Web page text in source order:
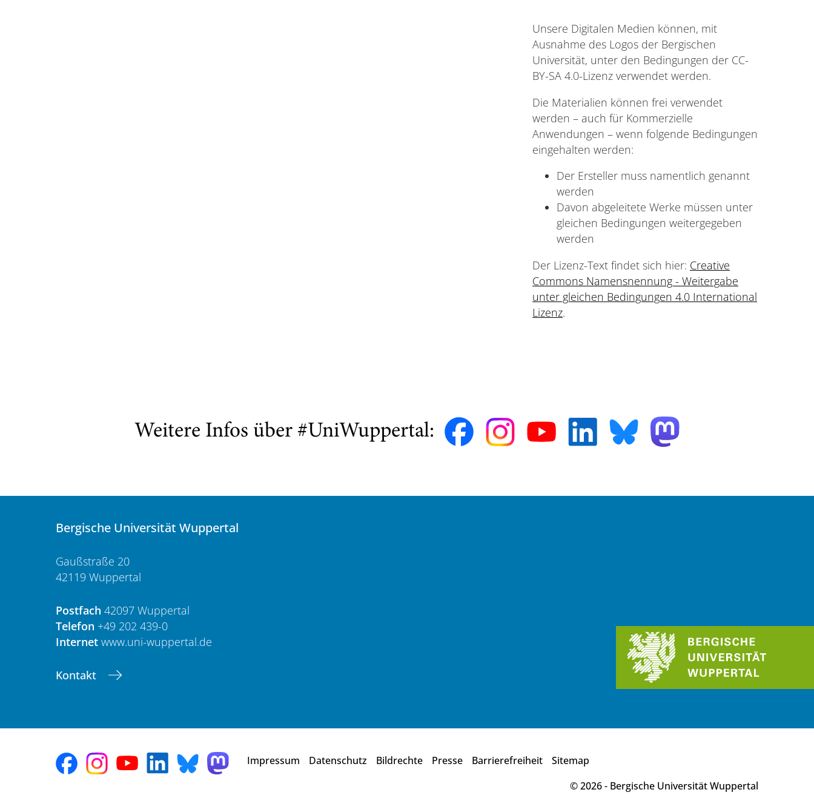
Unsere Digitalen Medien können, mit
Ausnahme des Logos der Bergischen
Universität, unter den Bedingungen der CC-
BY-SA 4.0-Lizenz verwendet werden.
Die Materialien können frei verwendet
werden – auch für Kommerzielle
Anwendungen – wenn folgende Bedingungen
eingehalten werden:
Der Ersteller muss namentlich genannt
werden
Davon abgeleitete Werke müssen unter
gleichen Bedingungen weitergegeben
werden
Der Lizenz-Text findet sich hier: Creative
Commons Namensnennung - Weitergabe
unter gleichen Bedingungen 4.0 International
Lizenz.
Weitere Infos über #UniWuppertal:
Bergische Universität Wuppertal
Gaußstraße 20
42119 Wuppertal
Postfach 42097 Wuppertal
Telefon +49 202 439-0
Internet www.uni-wuppertal.de
Kontakt
Impressum Datenschutz Bildrechte Presse Barrierefreiheit
Sitemap
© 2026 - Bergische Universität Wuppertal